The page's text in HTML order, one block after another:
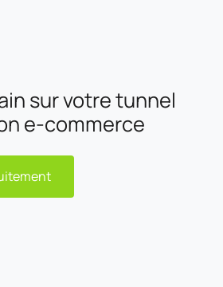
sur votre tunnel
e-commerce